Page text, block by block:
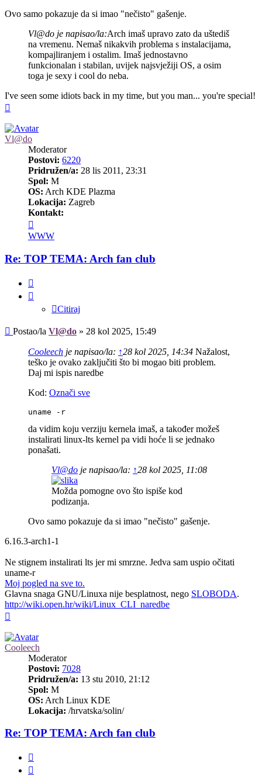
Ovo samo pokazuje da si imao "nečisto" gašenje.
Vl@do je napisao/la:Arch imaš upravo zato da uštediš
na vremenu. Nemaš nikakvih problema s instalacijama,
kompajliranjem i ostalim. Imaš jednostavno
funkcionalan i stabilan, uvijek najsvježiji OS, a osim
toga je sexy i cool do neba.
I've seen some idiots back in my time, but you man... you're special!
Vl@do
Moderator
Postovi: 6220
Pridružen/a: 28 lis 2011, 23:31
Spol: M
OS: Arch KDE Plazma
Lokacija: Zagreb
Kontakt:
korisnika/cu
Vl@do
WWW
Re: TOP TEMA: Arch fan club
Citiraj
Post
Postao/la Vl@do » 28 kol 2025, 15:49
Cooleech je napisao/la: ↑28 kol 2025, 14:34 Nažalost,
teško je ovako zaključiti što bi mogao biti problem.
Daj mi ispis naredbe
Kod: Označi sve
uname -r
da vidim koju verziju kernela imaš, a također možeš
instalirati linux-lts kernel pa vidi hoće li se jednako
ponašati.
Vl@do je napisao/la: ↑28 kol 2025, 11:08
Možda pomogne ovo što ispiše kod
podizanja.
Ovo samo pokazuje da si imao "nečisto" gašenje.
6.16.3-arch1-1
Ne stignem instalirati lts jer mi smrzne. Jedva sam uspio očitati
uname-r
Moj pogled na sve to.
Glavna snaga GNU/Linuxa nije besplatnost, nego SLOBODA.
http://wiki.open.hr/wiki/Linux_CLI_naredbe
Cooleech
Moderator
Postovi: 7028
Pridružen/a: 13 stu 2010, 21:12
Spol: M
OS: Arch Linux KDE
Lokacija: /hrvatska/solin/
Re: TOP TEMA: Arch fan club